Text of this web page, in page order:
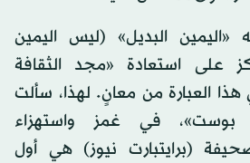
«اليمين البديل» (ليس اليمين
على استعادة «مجد الثقافة
العبارة من معانٍ. لهذا، سألت
في غمز واستهزاء
(برايتبارت نيوز) هي أول